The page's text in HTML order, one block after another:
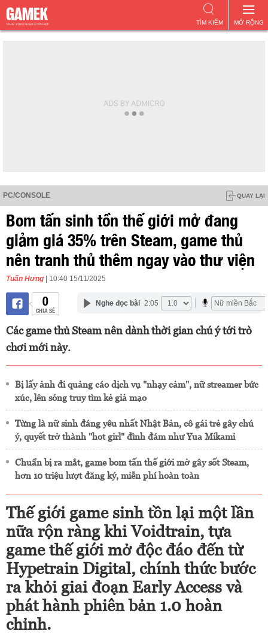
MỞ RỘNG
TÌM KIẾM
PC/CONSOLE QUAY LẠI
Bom tấn sinh tồn thế giới mở đang
giảm giá 35% trên Steam, game thủ
nên tranh thủ thêm ngay vào thư viện
Tuấn Hưng | 10:40 15/11/2025
0
CHIA SẺ
Nghe đọc bài 2:05
Các game thủ Steam nên dành thời gian chú ý tới trò
chơi mới này.
Bị lấy ảnh đi quảng cáo dịch vụ "nhạy cảm", nữ streamer bức
xúc, lên sóng truy tìm kẻ giả mạo
Từng là nữ sinh đáng yêu nhất Nhật Bản, cô gái trẻ gây chú
ý, quyết trở thành "hot girl" đình đám như Yua Mikami
Chuẩn bị ra mắt, game bom tấn thế giới mở gây sốt Steam,
hơn 10 triệu lượt đăng ký, miễn phí hoàn toàn
Thế giới game sinh tồn lại một lần
nữa rộn ràng khi Voidtrain, tựa
game thế giới mở độc đáo đến từ
Hypetrain Digital, chính thức bước
ra khỏi giai đoạn Early Access và
phát hành phiên bản 1.0 hoàn
chỉnh.